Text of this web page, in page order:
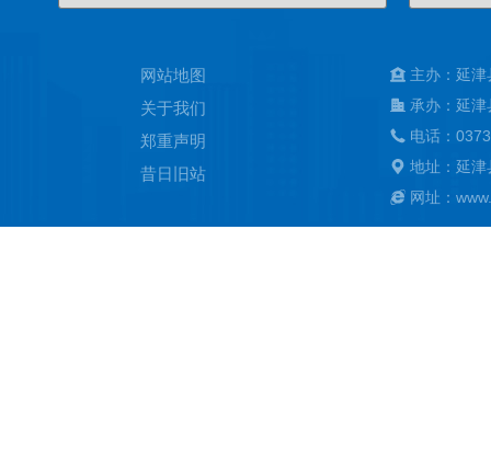
网站地图
关于我们
郑重声明
昔日旧站
主办：延
承办：延
电话：
地址：延
网址：